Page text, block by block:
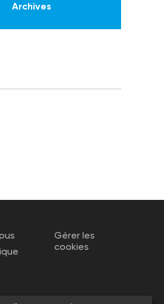
Archives
Gérer les
cookies